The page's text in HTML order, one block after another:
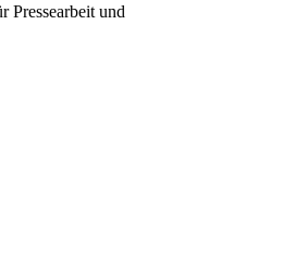
Pressearbeit und